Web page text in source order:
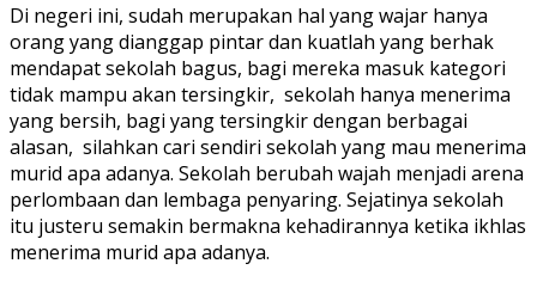
Di negeri ini, sudah merupakan hal yang wajar hanya
orang yang dianggap pintar dan kuatlah yang berhak
mendapat sekolah bagus, bagi mereka masuk kategori
tidak mampu akan tersingkir, sekolah hanya menerima
yang bersih, bagi yang tersingkir dengan berbagai
alasan, silahkan cari sendiri sekolah yang mau menerima
murid apa adanya. Sekolah berubah wajah menjadi arena
perlombaan dan lembaga penyaring. Sejatinya sekolah
itu justeru semakin bermakna kehadirannya ketika ikhlas
menerima murid apa adanya.